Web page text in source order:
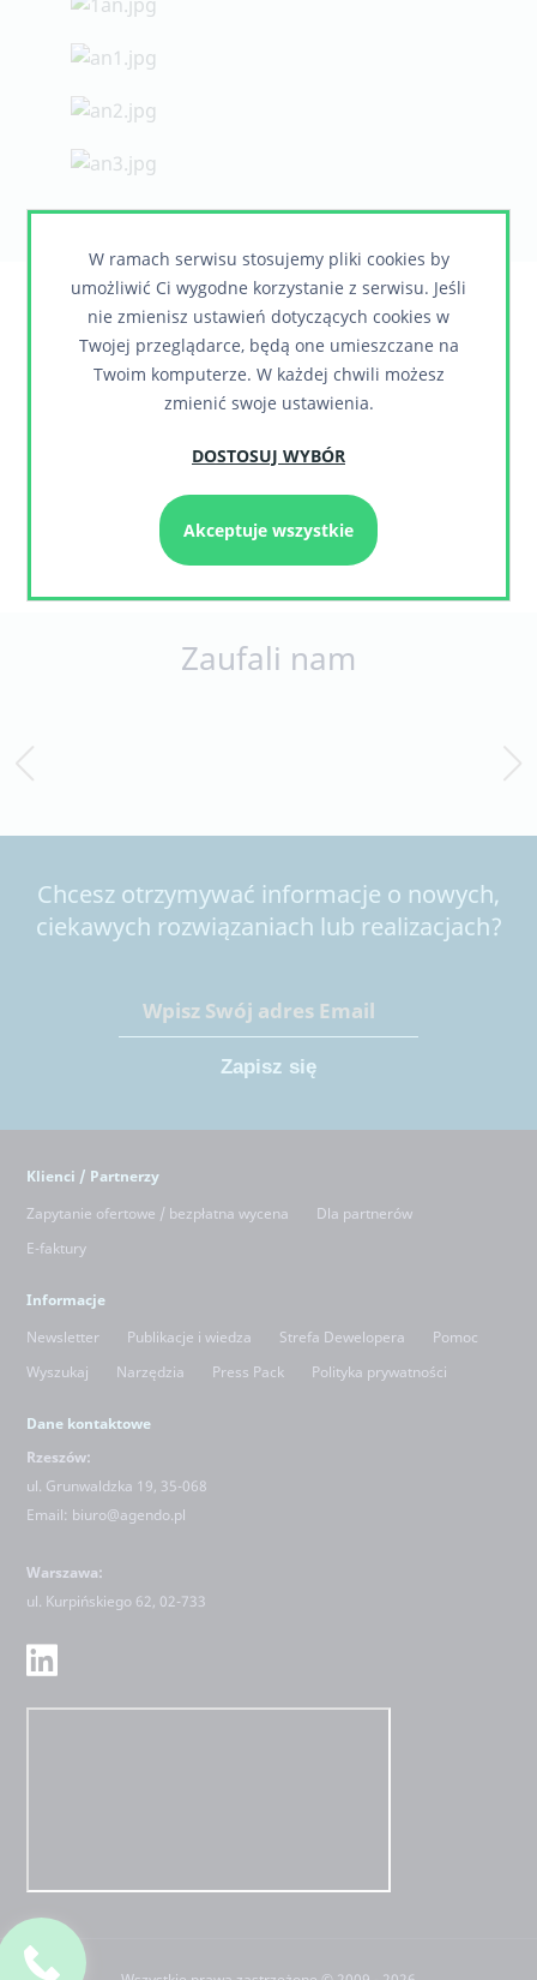
Chcesz dowiedzieć się więcej?
Jeśli chcesz dowiedzieć się więcej o współpracy z
Zapytaj nas
Zaufali nam
Chcesz otrzymywać informacje o nowych,
ciekawych rozwiązaniach lub realizacjach?
Klienci / Partnerzy
Zapytanie ofertowe / bezpłatna wycena
Dla partnerów
E-faktury
Informacje
Newsletter
Publikacje i wiedza Strefa Dewelopera
Pomoc
Wyszukaj
Narzędzia Press Pack Polityka prywatności
Dane kontaktowe
Rzeszów:
ul. Grunwaldzka 19, 35-068
Email: biuro@agendo.pl
Warszawa:
ul. Kurpińskiego 62, 02-733
W ramach serwisu stosujemy pliki cookies by
umożliwić Ci wygodne korzystanie z serwisu. Jeśli
nie zmienisz ustawień dotyczących cookies w
Twojej przeglądarce, będą one umieszczane na
Twoim komputerze. W każdej chwili możesz
zmienić swoje ustawienia.
DOSTOSUJ WYBÓR
Akceptuje wszystkie